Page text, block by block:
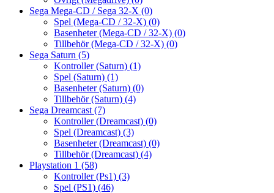
Sega Mega-CD / Sega 32-X (0)
Spel (Mega-CD / 32-X) (0)
Basenheter (Mega-CD / 32-X) (0)
Tillbehör (Mega-CD / 32-X) (0)
Sega Saturn (5)
Kontroller (Saturn) (1)
Spel (Saturn) (1)
Basenheter (Saturn) (0)
Tillbehör (Saturn) (4)
Sega Dreamcast (7)
Kontroller (Dreamcast) (0)
Spel (Dreamcast) (3)
Basenheter (Dreamcast) (0)
Tillbehör (Dreamcast) (4)
Playstation 1 (58)
Kontroller (Ps1) (3)
Spel (PS1) (46)